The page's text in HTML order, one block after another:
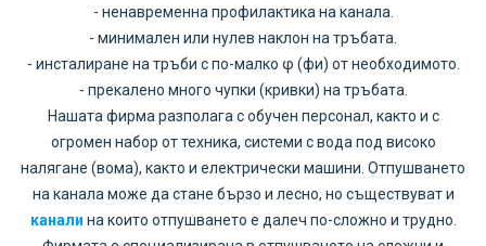
- ненавременна профилактика на канала.
- минимален или нулев наклон на тръбата.
- инсталиране на тръби с по-малко φ (фи) от необходимото.
- прекалено много чупки (кривки) на тръбата.
Нашата фирма разполага с обучен персонал, както и с
огромен набор от техника, системи с вода под високо
налягане (вома), както и електрически машини. Отпушването
на канала може да стане бързо и лесно, но съществуват и
канали на които отпушването е далеч по-сложно и трудно.